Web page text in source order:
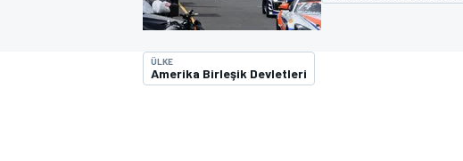
MOTOGP
ÜLKE
Amerika Birleşik Devletleri